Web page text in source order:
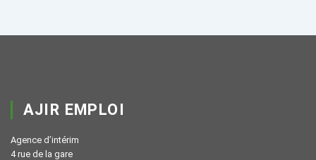
AJIR EMPLOI
Agence d’intérim
4 rue de la gare